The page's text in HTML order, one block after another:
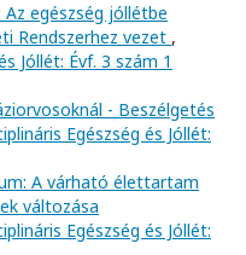
egészség jóllétbe
Rendszerhez vezet ,
Jóllét: Évf. 3 szám 1
- Beszélgetés
Egészség és Jóllét:
A várható élettartam
változása
Egészség és Jóllét: